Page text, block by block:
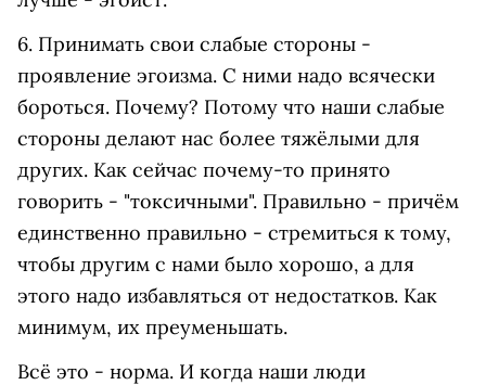
6. Принимать свои слабые стороны -
проявление эгоизма. С ними надо всячески
бороться. Почему? Потому что наши слабые
стороны делают нас более тяжёлыми для
других. Как сейчас почему-то принято
говорить - "токсичными". Правильно - причём
единственно правильно - стремиться к тому,
чтобы другим с нами было хорошо, а для
этого надо избавляться от недостатков. Как
минимум, их преуменьшать.
Всё это - норма. И когда наши люди